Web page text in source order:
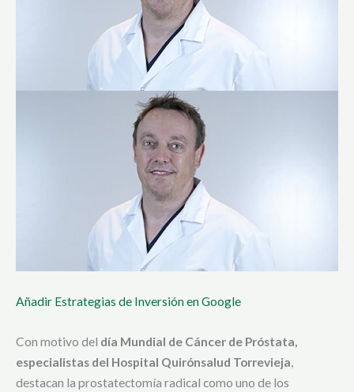
Añadir Estrategias de Inversión en Google
Con motivo del día Mundial de Cáncer de Próstata,
especialistas del Hospital Quirónsalud Torrevieja,
destacan la prostatectomía radical como uno de los